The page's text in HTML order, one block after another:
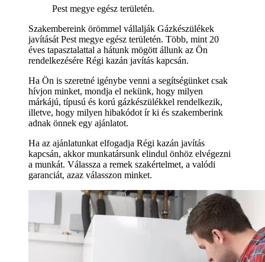
Pest megye egész területén.
Szakembereink örömmel vállalják Gázkészülékek
javítását Pest megye egész területén. Több, mint 20
éves tapasztalattal a hátunk mögött állunk az Ön
rendelkezésére Régi kazán javítás kapcsán.
Ha Ön is szeretné igénybe venni a segítségünket csak
hívjon minket, mondja el nekünk, hogy milyen
márkájú, típusú és korú gázkészülékkel rendelkezik,
illetve, hogy milyen hibakódot ír ki és szakemberink
adnak önnek egy ajánlatot.
Ha az ajánlatunkat elfogadja Régi kazán javítás
kapcsán, akkor munkatársunk elindul önhöz elvégezni
a munkát. Válassza a remek szakértelmet, a valódi
garanciát, azaz válasszon minket.